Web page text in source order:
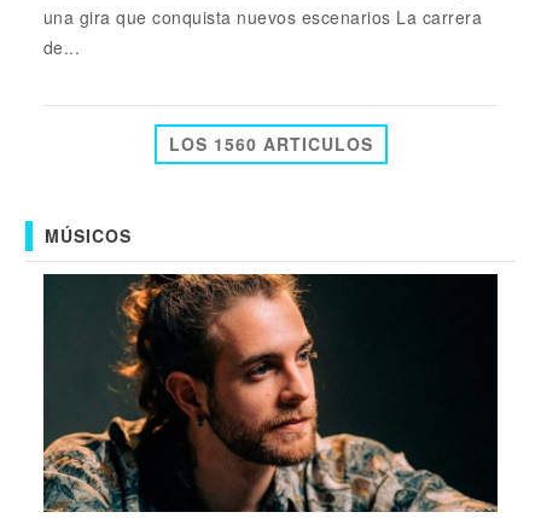
una gira que conquista nuevos escenarios La carrera
de...
LOS 1560 ARTICULOS
MÚSICOS